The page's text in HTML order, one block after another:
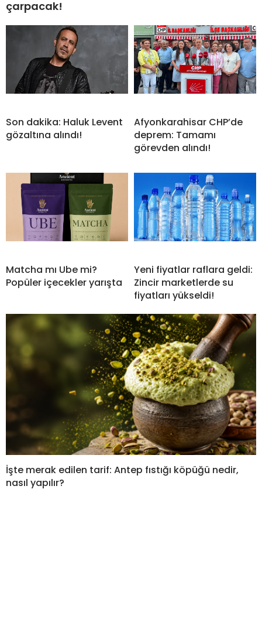
çarpacak!
Son dakika: Haluk Levent
gözaltına alındı!
Afyonkarahisar CHP’de
deprem: Tamamı
görevden alındı!
Matcha mı Ube mi?
Popüler içecekler yarışta
Yeni fiyatlar raflara geldi:
Zincir marketlerde su
fiyatları yükseldi!
İşte merak edilen tarif: Antep fıstığı köpüğü nedir,
nasıl yapılır?